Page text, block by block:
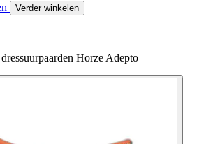
Verder winkelen
Horze Adepto